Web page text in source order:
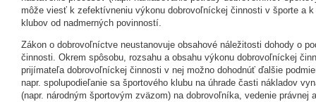
môže viesť k zefektívneniu výkonu dobrovoľníckej činnosti v športe a
klubov od nadmerných povinností.
Zákon o dobrovoľníctve neustanovuje obsahové náležitosti dohody o
činnosti. Okrem spôsobu, rozsahu a obsahu výkonu dobrovoľníckej
prijímateľa dobrovoľníckej činnosti v nej možno dohodnúť ďalšie
napr. spolupodieľanie sa športového klubu na úhrade časti nákladov
(napr. národným športovým zväzom) na dobrovoľníka, vedenie právnej